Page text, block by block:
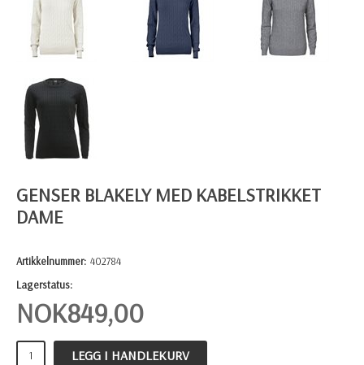
GENSER BLAKELY MED KABELSTRIKKET
DAME
Artikkelnummer: 402784
Lagerstatus:
NOK849,00
LEGG I HANDLEKURV